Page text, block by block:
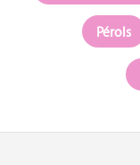
Pérols